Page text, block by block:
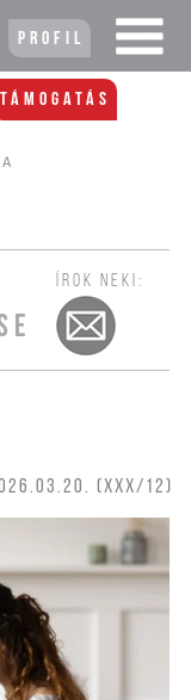
Profil
Támogatás
ÍROK NEKI:
(XXX/12)